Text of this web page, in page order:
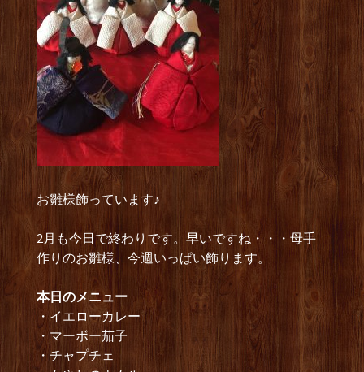
お雛様飾っています♪
2月も今日で終わりです。早いですね・・・母手
作りのお雛様、今週いっぱい飾ります。
本日のメニュー
・イエローカレー
・マーボー茄子
・チャプチェ